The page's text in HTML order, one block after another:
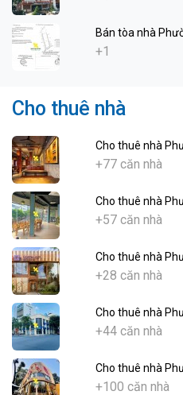
Bán tòa nhà
+1
Cho thuê nhà
Cho thuê nhà
+77 căn nhà
Cho thuê nhà
+57 căn nhà
Cho thuê nhà
+28 căn nhà
Cho thuê nhà
+44 căn nhà
Cho thuê nhà
+100 căn nhà